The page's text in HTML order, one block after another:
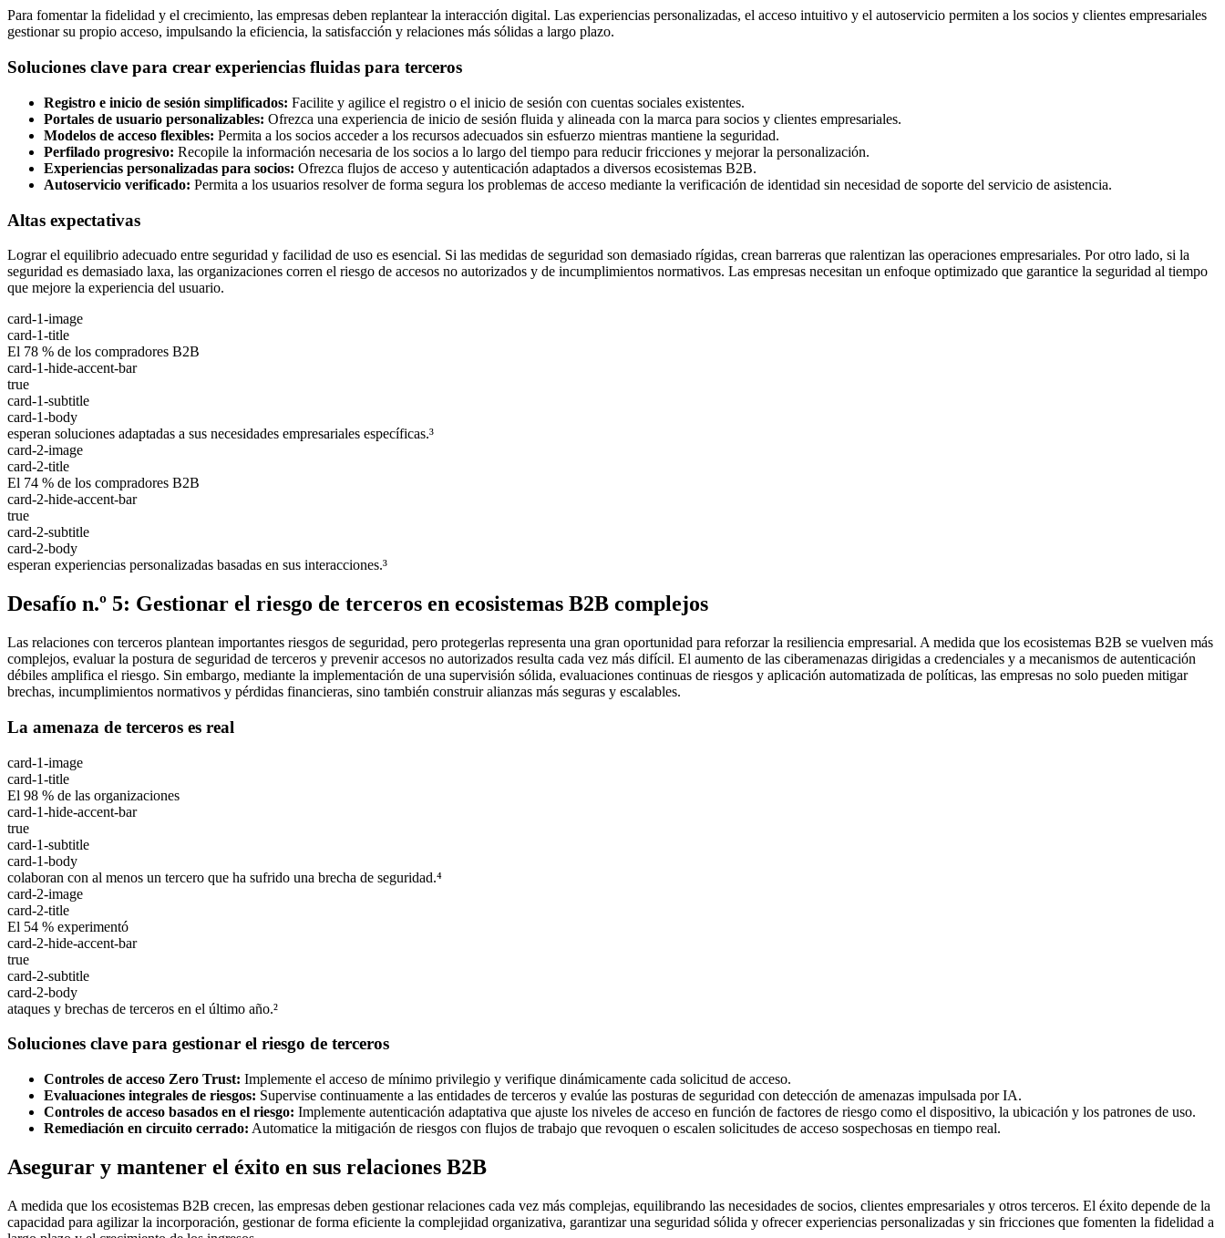
Para fomentar la fidelidad y el crecimiento, las empresas deben replantear la interacción digital. Las experiencias personalizadas, el acceso intuitivo y el autoservicio permiten a los socios y clientes empresariales
gestionar su propio acceso, impulsando la eficiencia, la satisfacción y relaciones más sólidas a largo plazo.
Soluciones clave para crear experiencias fluidas para terceros
Registro e inicio de sesión simplificados: Facilite y agilice el registro o el inicio de sesión con cuentas sociales existentes.
Portales de usuario personalizables: Ofrezca una experiencia de inicio de sesión fluida y alineada con la marca para socios y clientes empresariales.
Modelos de acceso flexibles: Permita a los socios acceder a los recursos adecuados sin esfuerzo mientras mantiene la seguridad.
Perfilado progresivo: Recopile la información necesaria de los socios a lo largo del tiempo para reducir fricciones y mejorar la personalización.
Experiencias personalizadas para socios: Ofrezca flujos de acceso y autenticación adaptados a diversos ecosistemas B2B.
Autoservicio verificado: Permita a los usuarios resolver de forma segura los problemas de acceso mediante la verificación de identidad sin necesidad de soporte del servicio de asistencia.
Altas expectativas
Lograr el equilibrio adecuado entre seguridad y facilidad de uso es esencial. Si las medidas de seguridad son demasiado rígidas, crean barreras que ralentizan las operaciones empresariales. Por otro lado, si la
seguridad es demasiado laxa, las organizaciones corren el riesgo de accesos no autorizados y de incumplimientos normativos. Las empresas necesitan un enfoque optimizado que garantice la seguridad al tiempo
que mejore la experiencia del usuario.
card-1-image
card-1-title
El 78 % de los compradores B2B
card-1-hide-accent-bar
true
card-1-subtitle
card-1-body
esperan soluciones adaptadas a sus necesidades empresariales específicas.³
card-2-image
card-2-title
El 74 % de los compradores B2B
card-2-hide-accent-bar
true
card-2-subtitle
card-2-body
esperan experiencias personalizadas basadas en sus interacciones.³
Desafío n.º 5: Gestionar el riesgo de terceros en ecosistemas B2B complejos
Las relaciones con terceros plantean importantes riesgos de seguridad, pero protegerlas representa una gran oportunidad para reforzar la resiliencia empresarial. A medida que los ecosistemas B2B se vuelven más
complejos, evaluar la postura de seguridad de terceros y prevenir accesos no autorizados resulta cada vez más difícil. El aumento de las ciberamenazas dirigidas a credenciales y a mecanismos de autenticación
débiles amplifica el riesgo. Sin embargo, mediante la implementación de una supervisión sólida, evaluaciones continuas de riesgos y aplicación automatizada de políticas, las empresas no solo pueden mitigar
brechas, incumplimientos normativos y pérdidas financieras, sino también construir alianzas más seguras y escalables.
La amenaza de terceros es real
card-1-image
card-1-title
El 98 % de las organizaciones
card-1-hide-accent-bar
true
card-1-subtitle
card-1-body
colaboran con al menos un tercero que ha sufrido una brecha de seguridad.⁴
card-2-image
card-2-title
El 54 % experimentó
card-2-hide-accent-bar
true
card-2-subtitle
card-2-body
ataques y brechas de terceros en el último año.²
Soluciones clave para gestionar el riesgo de terceros
Controles de acceso Zero Trust: Implemente el acceso de mínimo privilegio y verifique dinámicamente cada solicitud de acceso.
Evaluaciones integrales de riesgos: Supervise continuamente a las entidades de terceros y evalúe las posturas de seguridad con detección de amenazas impulsada por IA.
Controles de acceso basados en el riesgo: Implemente autenticación adaptativa que ajuste los niveles de acceso en función de factores de riesgo como el dispositivo, la ubicación y los patrones de uso.
Remediación en circuito cerrado: Automatice la mitigación de riesgos con flujos de trabajo que revoquen o escalen solicitudes de acceso sospechosas en tiempo real.
Asegurar y mantener el éxito en sus relaciones B2B
A medida que los ecosistemas B2B crecen, las empresas deben gestionar relaciones cada vez más complejas, equilibrando las necesidades de socios, clientes empresariales y otros terceros. El éxito depende de la
capacidad para agilizar la incorporación, gestionar de forma eficiente la complejidad organizativa, garantizar una seguridad sólida y ofrecer experiencias personalizadas y sin fricciones que fomenten la fidelidad a